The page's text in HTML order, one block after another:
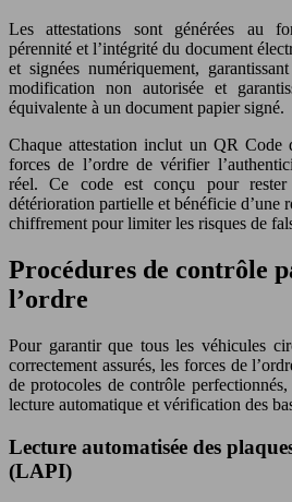
Les attestations sont générées au
pérennité et l’intégrité du document
et signées numériquement,
modification non autorisée et
équivalente à un document papier signé.
Chaque attestation inclut un QR Code
forces de l’ordre de vérifier
réel. Ce code est conçu pour
détérioration partielle et bénéficie d’une
chiffrement pour limiter les risques de
Procédures de contrôle
l’ordre
Pour garantir que tous les véhicules
correctement assurés, les forces de
de protocoles de contrôle
lecture automatique et vérification des
Lecture automatisée des
(LAPI)